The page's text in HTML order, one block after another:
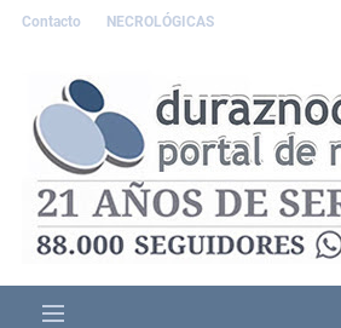
Contacto NECROLÓGICAS